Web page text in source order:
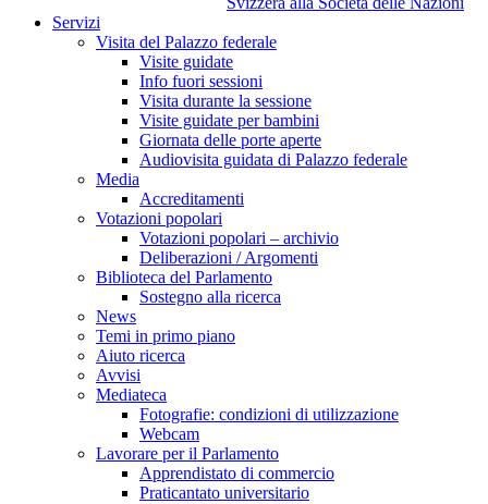
Servizi
Visita del Palazzo federale
Visite guidate
Info fuori sessioni
Visita durante la sessione
Visite guidate per bambini
Giornata delle porte aperte
Audiovisita guidata di Palazzo federale
Media
Accreditamenti
Votazioni popolari
Votazioni popolari – archivio
Deliberazioni / Argomenti
Biblioteca del Parlamento
Sostegno alla ricerca
News
Temi in primo piano
Aiuto ricerca
Avvisi
Mediateca
Fotografie: condizioni di utilizzazione
Webcam
Lavorare per il Parlamento
Apprendistato di commercio
Praticantato universitario